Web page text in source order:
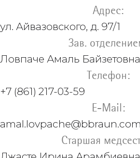
Адрес:
ул. Айвазовского, д. 97/1
Зав.
Ловпаче Амаль Байзетовна
Телефон:
+7 (861) 217-03-59
E-Mail:
amal.lovpache@bbraun.com
Старшая